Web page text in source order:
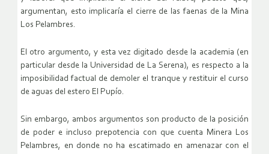
argumentan, esto implicaría el cierre de las faenas de la Mina
Los Pelambres.
El otro argumento, y esta vez digitado desde la academia (en
particular desde la Universidad de La Serena), es respecto a la
imposibilidad factual de demoler el tranque y restituir el curso
de aguas del estero El Pupío.
Sin embargo, ambos argumentos son producto de la posición
de poder e incluso prepotencia con que cuenta Minera Los
Pelambres, en donde no ha escatimado en amenazar con el